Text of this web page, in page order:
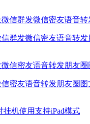
群发微信密友语音转
密友语音转发朋友圈